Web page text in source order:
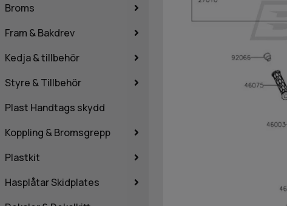
Broms
Fram & Bakdrev
Kedja & tillbehör
Styre & Tillbehör
Plast Handtags skydd
Koppling & Bromsgrepp
Plastkit
Hasplåtar Skidplates